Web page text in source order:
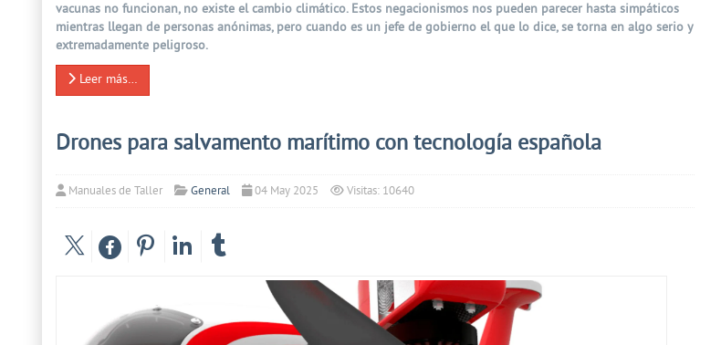
vacunas no funcionan, no existe el cambio climático. Estos negacionismos nos pueden parecer hasta simpáticos
mientras llegan de personas anónimas, pero cuando es un jefe de gobierno el que lo dice, se torna en algo serio y
extremadamente peligroso.
Leer más…
Drones para salvamento marítimo con tecnología española
Manuales de Taller General 04 May 2025 Visitas: 10640